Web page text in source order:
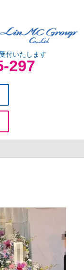
付いたします
297